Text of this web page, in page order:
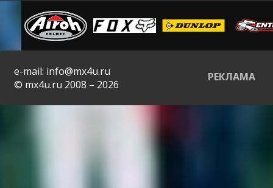
e-mail: info@mx4u.ru
© mx4u.ru 2008 – 2026
РЕКЛАМА